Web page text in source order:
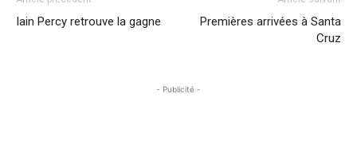
Iain Percy retrouve la gagne
Premières arrivées à Santa
Cruz
- Publicité -